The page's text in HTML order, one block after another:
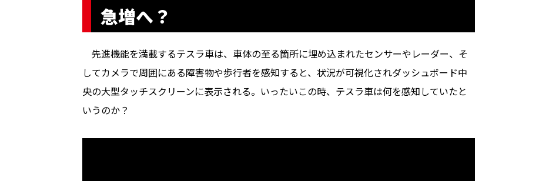
急増へ？
先進機能を満載するテスラ車は、車体の至る箇所に埋め込まれたセンサーやレーダー、そ
してカメラで周囲にある障害物や歩行者を感知すると、状況が可視化されダッシュボード中
央の大型タッチスクリーンに表示される。いったいこの時、テスラ車は何を感知していたと
いうのか？